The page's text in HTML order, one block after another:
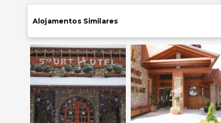
Alojamentos Similares